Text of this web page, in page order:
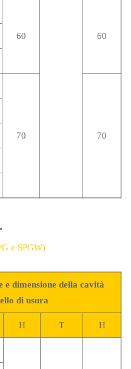
60 60
70 70
"
e SPGW)
e dimensione della cavità
di usura
H T H